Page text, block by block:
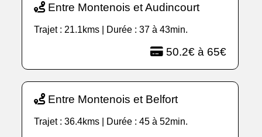
Entre Montenois et Audincourt
Trajet : 21.1kms | Durée : 37 à 43min.
50.2€ à 65€
Entre Montenois et Belfort
Trajet : 36.4kms | Durée : 45 à 52min.